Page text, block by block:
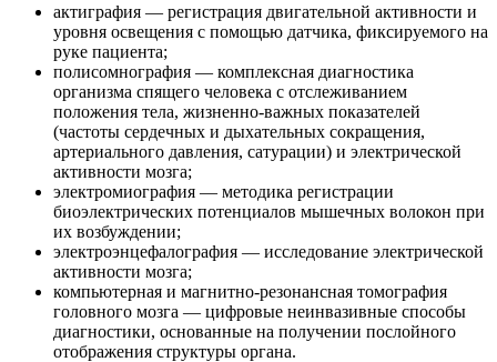
актиграфия — регистрация двигательной активности и
уровня освещения с помощью датчика, фиксируемого на
руке пациента;
полисомнография — комплексная диагностика
организма спящего человека с отслеживанием
положения тела, жизненно-важных показателей
(частоты сердечных и дыхательных сокращения,
артериального давления, сатурации) и электрической
активности мозга;
электромиография — методика регистрации
биоэлектрических потенциалов мышечных волокон при
их возбуждении;
электроэнцефалография — исследование электрической
активности мозга;
компьютерная и магнитно-резонансная томография
головного мозга — цифровые неинвазивные способы
диагностики, основанные на получении послойного
отображения структуры органа.